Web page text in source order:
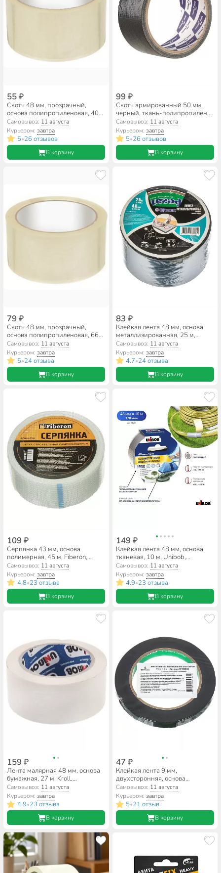
55 ₽
Скотч 48 мм, прозрачный,
основа полипропиленовая, 40
м, Фрегат, С4840СВбб
Самовывоз: 11 августа
Курьером:завтра
5•26 отзывов
В корзину
99 ₽
Скотч армированный 50 мм,
черный, ткань-полипропилен,
10 м, Klebebander
Самовывоз: 11 августа
Курьером: завтра
5•26 отзывов
В корзину
79 ₽
Скотч 48 мм, прозрачный,
основа полипропиленовая, 66
м, Фрегат, С03б
Самовывоз: 11 августа
Курьером:завтра
5•24 отзыва
В корзину
83 ₽
Клейкая лента 48 мм, основа
металлизированная, 25 м,
Фрегат, МЕ4825В
Самовывоз: 11 августа
Курьером: завтра
4.7•24 отзыва
В корзину
109 ₽
Серпянка 43 мм, основа
полимерная, 45 м, Fiberon,
самоклеющаяся, SMF041T/54
Самовывоз: 11 августа
Курьером:завтра
4.8•23 отзыва
В корзину
149 ₽
Клейкая лента 48 мм, основа
тканевая, 10 м, Unibob,
хозяйственная, 1000 вариантов
применений, 44264
Самовывоз: 11 августа
Курьером: завтра
4.9•23 отзыва
В корзину
159 ₽
Лента малярная 48 мм, основа
бумажная, 27 м, Kroll,
крепированная, 015/27
Самовывоз: 11 августа
Курьером:завтра
4.9•23 отзыва
В корзину
47 ₽
Клейкая лента 9 мм,
двухсторонняя, основа
вспененная, 5 м, Фрегат,
МЧ0905С
Самовывоз: 11 августа
Курьером: завтра
5•21 отзыв
В корзину